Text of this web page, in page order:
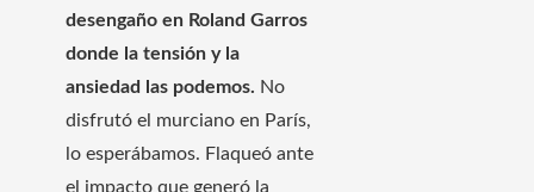
desengaño en Roland Garros
donde la tensión y la
ansiedad las podemos. No
disfrutó el murciano en París,
lo esperábamos. Flaqueó ante
el impacto que generó la